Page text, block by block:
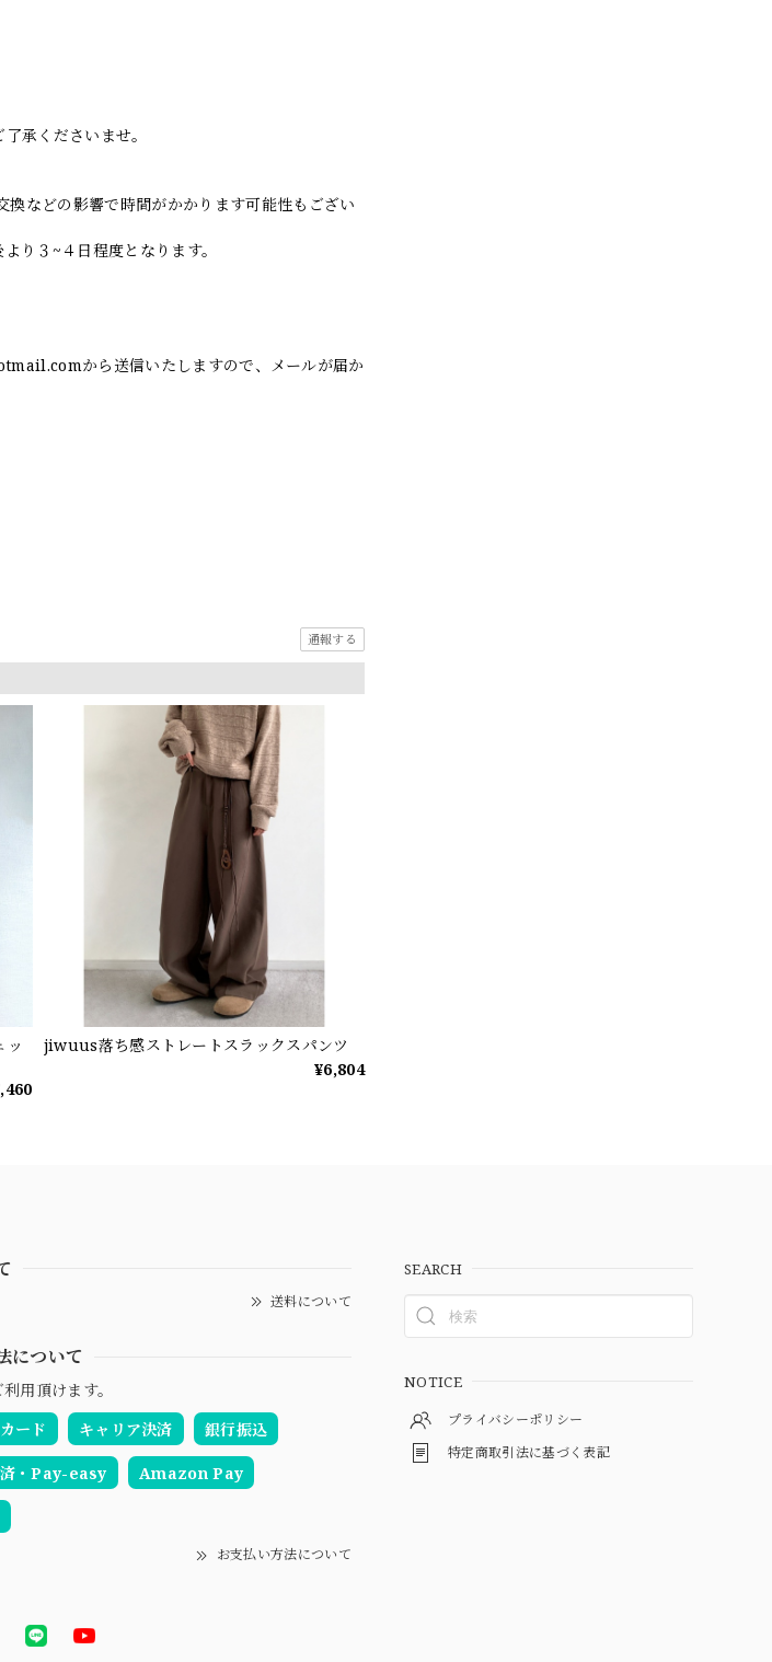
承くださいませ。
などの影響で時間がかかります可能性もござい
り３~４日程度となります。
から送信いたしますので、メールが届か
通報する
ッ
jiwuus落ち感ストレートスラックスパンツ
¥6,804
送料について
について
用頂けます。
ード
キャリア決済 銀行振込
済・Pay-easy Amazon Pay
お支払い方法について
SEARCH
NOTICE
プライバシーポリシー
特定商取引法に基づく表記